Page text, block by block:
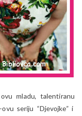
mladu, talentiranu
seriju “Djevojke” i